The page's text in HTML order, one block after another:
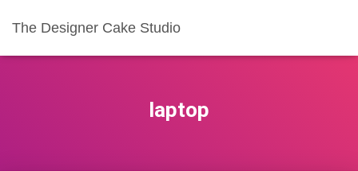
The Designer Cake Studio
laptop